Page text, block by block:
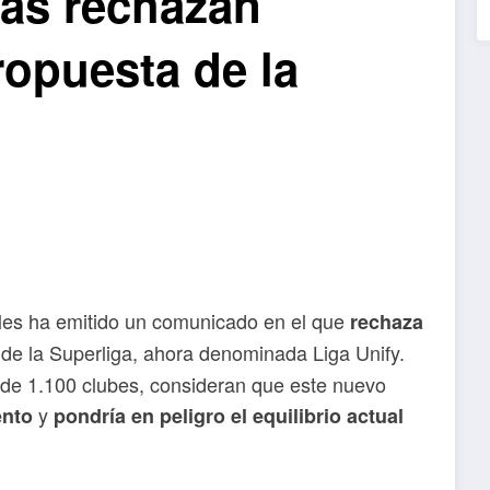
de la
ha emitido un comunicado en el que rechaza
la Superliga, ahora denominada Liga Unify.
1.100 clubes, consideran que este nuevo
y pondría en peligro el equilibrio actual